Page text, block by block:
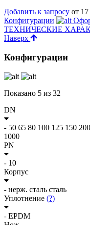
Добавить к запросу от
Конфигурации
ТЕХНИЧЕСКИЕ
Наверх
Конфигурации
Показано 5 из 32
DN
- 50 65 80 100 125 150 200
1000
PN
- 10
Корпус
- нерж. сталь сталь
Уплотнение (?)
- EPDM